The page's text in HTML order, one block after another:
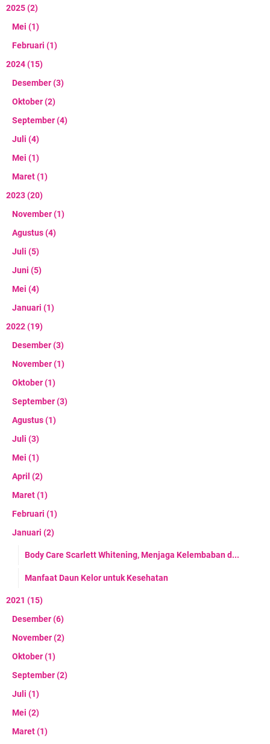
2025(2)
Mei (1)
Februari (1)
2024(15)
Desember(3)
Oktober(2)
September(4)
Juli (4)
Mei (1)
Maret(1)
2023(20)
November(1)
Agustus(4)
Juli (5)
Juni (5)
Mei (4)
Januari (1)
2022(19)
Desember(3)
November(1)
Oktober(1)
September(3)
Agustus(1)
Juli (3)
Mei (1)
April (2)
Maret(1)
Februari (1)
Januari (2)
Body Care Scarlett Whitening, Menjaga Kelembaban d...
Manfaat Daun Kelor untuk Kesehatan
2021 (15)
Desember(6)
November(2)
Oktober(1)
September(2)
Juli (1)
Mei (2)
Maret(1)